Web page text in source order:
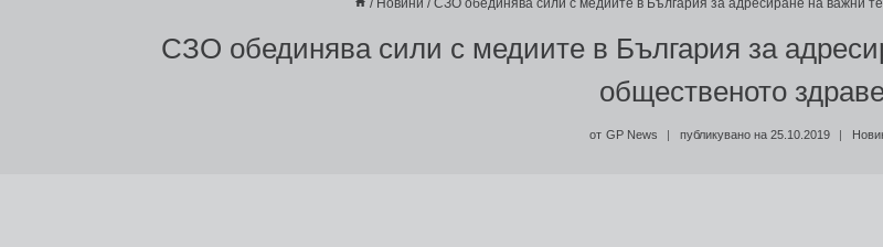
/ Новини / СЗО обединява сили с медиите в България за адресиране на важни
СЗО обединява сили с медиите в България за
общественото
от GP News публикувано на 25.10.2019